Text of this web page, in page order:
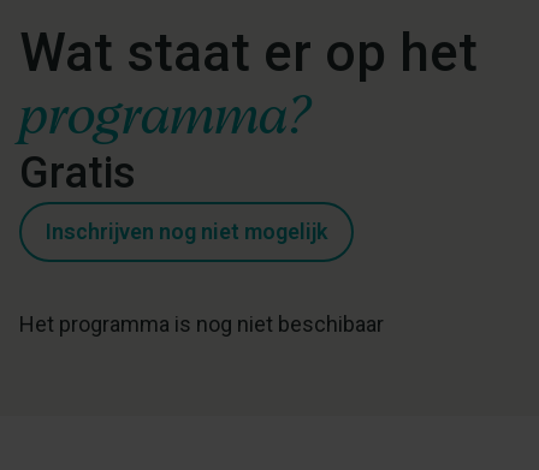
Wat staat er op het
programma?
Gratis
Inschrijven nog niet mogelijk
Het programma is nog niet beschibaar